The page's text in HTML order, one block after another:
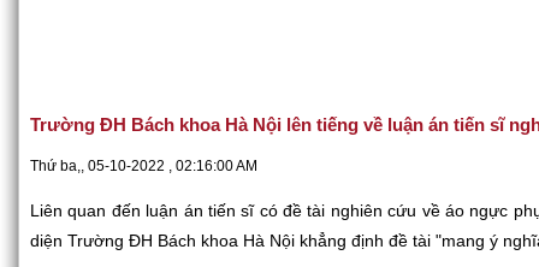
Trường ĐH Bách khoa Hà Nội lên tiếng về luận án tiến sĩ
Thứ ba,, 05-10-2022 , 02:16:00 AM
Liên quan đến luận án tiến sĩ có đề tài nghiên cứu về áo ngực
diện Trường ĐH Bách khoa Hà Nội khẳng định đề tài "mang ý